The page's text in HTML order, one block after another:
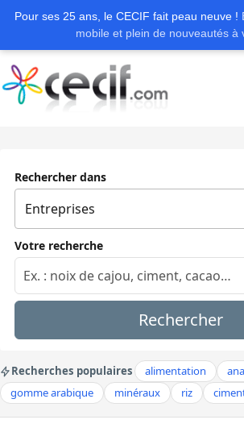
Pour ses 25 ans, le CECIF fait peau neuve !
mobile et plein de nouveautés à
Rechercher dans
Votre recherche
Rechercher
Recherches populaires alimentation
gomme arabique
minéraux riz